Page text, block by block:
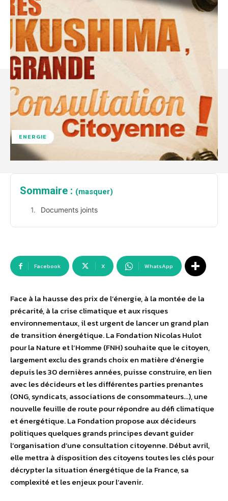
ENERGIE
Sommaire : (masquer)
Documents joints
Facebook X WhatsApp
Face à la hausse des prix de l’énergie, à la montée de la
précarité, à la crise climatique et aux risques
environnementaux, il est urgent de lancer un grand plan
de transition énergétique. La Fondation Nicolas Hulot
pour la Nature et l’Homme (FNH) souhaite que le citoyen,
largement exclu des grands choix en matière d’énergie
depuis les 30 dernières années, puisse construire, en lien
avec les décideurs et les différentes parties prenantes
(ONG, syndicats, associations de consommateurs…), une
nouvelle feuille de route pour répondre au défi climatique
et énergétique. La Fondation propose aux décideurs
politiques quelques grands principes devant guider
l’organisation d’une consultation citoyenne. Début avril,
elle mettra à disposition des citoyens toutes les clés pour
décrypter la situation énergétique de la France, sa
complexité et les enjeux pour l’avenir.